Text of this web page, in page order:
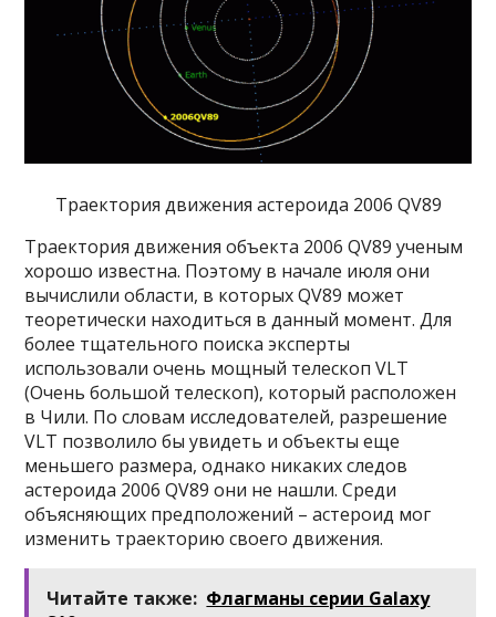
Траектория движения астероида 2006 QV89
Траектория движения объекта 2006 QV89 ученым
хорошо известна. Поэтому в начале июля они
вычислили области, в которых QV89 может
теоретически находиться в данный момент. Для
более тщательного поиска эксперты
использовали очень мощный телескоп VLT
(Очень большой телескоп), который расположен
в Чили. По словам исследователей, разрешение
VLT позволило бы увидеть и объекты еще
меньшего размера, однако никаких следов
астероида 2006 QV89 они не нашли. Среди
объясняющих предположений – астероид мог
изменить траекторию своего движения.
Читайте также: Флагманы серии Galaxy